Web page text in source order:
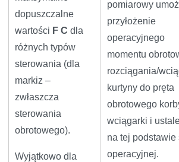
dopuszczalne
wartości F C dla
różnych typów
sterowania (dla
markiz –
zwłaszcza
sterowania
obrotowego).
Wyjątkowo dla
pomiarowy
przyłożenie
operacyjnego
momentu
rozciągania/
kurtyny do pręta
obrotowego
wciągarki i
na tej podstawie
operacyjnej.